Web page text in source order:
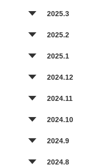
2025.3
2025.2
2025.1
2024.12
2024.11
2024.10
2024.9
2024.8